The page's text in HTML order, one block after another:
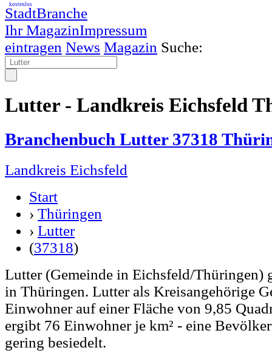
StadtBranche
Ihr MagazinImpressum
kostenlos
eintragen News Magazin Suche:
Lutter - Landkreis Eichsfeld
Branchenbuch Lutter 37318
Landkreis Eichsfeld
Start
› Thüringen
› Lutter
(37318)
Lutter (Gemeinde in Eichsfeld/Thüringen)
in Thüringen. Lutter als Kreisangehörige
Einwohner auf einer Fläche von 9,85
ergibt 76 Einwohner je km² - eine
gering besiedelt.